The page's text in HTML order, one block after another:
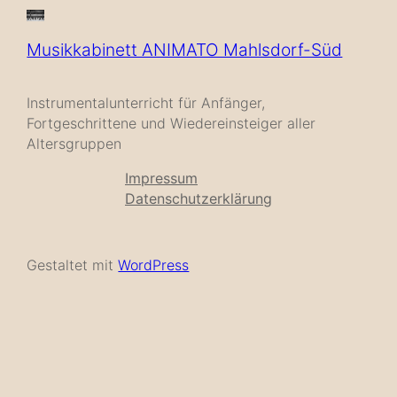
Musikkabinett ANIMATO Mahlsdorf-Süd
Instrumentalunterricht für Anfänger,
Fortgeschrittene und Wiedereinsteiger aller
Altersgruppen
Impressum
Datenschutzerklärung
Gestaltet mitWordPress